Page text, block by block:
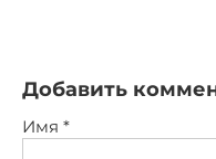
Добавить
Имя *